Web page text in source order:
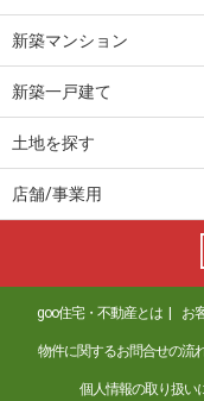
新築マンション
新築一戸建て
土地を探す
店舗/事業用
goo住宅・不動産とは お
物件に関するお問合せの流
個人情報の取り扱い